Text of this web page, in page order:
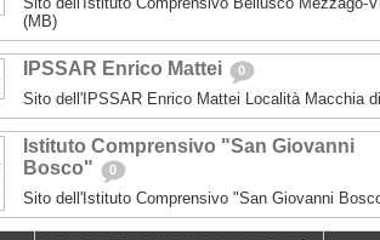
(MB)
IPSSAR Enrico Mattei 0
Sito dell'IPSSAR Enrico Mattei Località Macchia
Istituto Comprensivo "San Giovanni
Bosco"
0
Sito dell'Istituto Comprensivo "San Giovanni